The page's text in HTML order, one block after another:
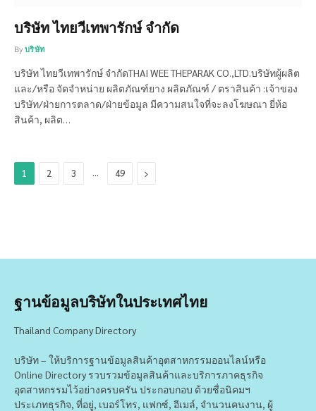
บริษัท ไทยวีเทพารักษ์ จำกัด
By บริษัท
บริษัท ไทยวีเทพารักษ์ จำกัดTHAI WEE THEPARAK CO.,LTD.บริษัทผู้ผลิต
และ/หรือ จัดจำหน่าย ผลิตภัณฑ์ยาง ผลิตภัณฑ์ / ตราสินค้า :เจ้าของ
บริษัท/ฝ่ายการตลาด/ฝ่ายข้อมูล มีความสนใจที่จะลงโฆษณา ยี่ห้อ
สินค้า, ผลิต…
1 2 3 … 49 Next
ฐานข้อมูลบริษัทในประเทศไทย
Thailand Company Directory
บริษัท – ให้บริการฐานข้อมูลสินค้าอุตสาหกรรมออนไลน์หรือ
Online Directory รวบรวมข้อมูลสินค้าและบริการภาคธุรกิจ
อุตสาหกรรมไว้อย่างครบครัน ประกอบกอบ ด้วยชื่อนิคมฯ
ประเภทธุรกิจ, ที่อยู่, เบอร์โทร, แฟกซ์, อีเมล์, จำนวนคนงาน, ผู้